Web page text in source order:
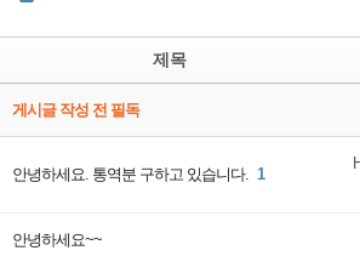
제목
게시글 작성 전 필독
안녕하세요. 통역분 구하고 있습니다. 1
안녕하세요~~